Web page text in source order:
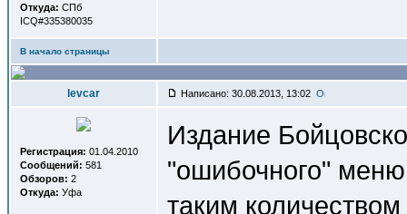
Откуда: СПб
ICQ#335380035
В начало страницы
levcar Написано: 30.08.2013, 13:02
Регистрация: 01.04.2010
Сообщений: 581
Обзоров: 2
Откуда: Уфа
Издание
"ошибочного"
таким